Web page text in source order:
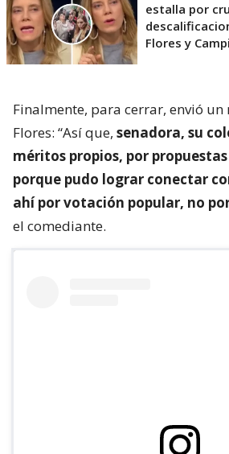
estalla por
Flores y
Finalmente, para cerrar, envió un
Flores: “Así que, senadora, su
méritos propios, por
porque pudo lograr conectar
ahí por votación popular, no
el comediante.